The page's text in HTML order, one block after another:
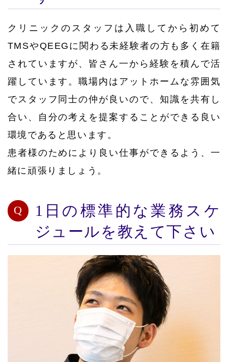
クリニックのスタッフは入職してから初めて
TMSやQEEGに関わる未経験者の方も多く在籍
されていますが、皆さん一から経験を積んで活
躍しています。職場内はアットホームな雰囲気
でスタッフ同士の仲が良いので、知識を共有し
合い、自分の考えを提案することができる良い
環境であると思います。
患者様のためにより良い仕事ができるよう、一
緒に頑張りましょう。
1日の標準的な業務スケ
ジュールを教えて下さい